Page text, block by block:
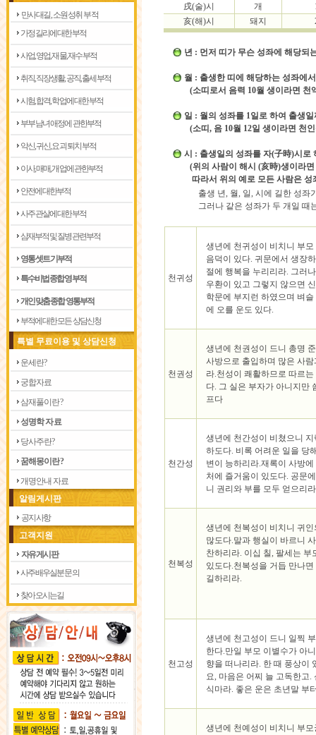
만사대길, 소원성취 부적
가정 길리에 대한부적
사업, 영업, 재물, 재수 부적
취직, 직장생활, 공직, 출세 부적
시험, 합격, 학업에 대한 부적
부부 남녀 애정에 관한부적
악신, 귀신, 요괴 퇴치 부적
이사, 매매, 개업에 관한부적
안전에 대한부적
사주 관살에 대한부적
삼재부적 및 질병관련부적
영통 셋트 기부적
특수비법 종합 영부적
개인 맞춤 종합 영통부적
부적에 대한 모든 상담신청
특별 무료이용 및 상담신청
운 세 란 ?
궁 합 자 료
삼 재 풀 이 란 ?
성 명 학 자 료
당 사 주 란 ?
꿈 해 몽 이 란 ?
개 명 안 내 자 료
알림게시판
공지사항
고객지원
자유게시판
사주 배우실분 문의
찾아 오시는길
戌(술)시
개
亥(해)시
돼지
년 : 먼저 띠가 무슨 성좌에 해당되
월 : 출생한 띠에 해당하는 성좌에
(소띠로서 음력 10월 생이라면 천액
일 : 월의 성좌를 1일로 하여 출생
(소띠, 음 10월 12일 생이라면 천
시 : 출생일의 성좌를 자(子時)시로
(위의 사람이 해시 (亥時)생이라
따라서 위의 예로 모든 사람은 성
출생 년, 월, 일, 시에 길한 성좌가 많
그러나 같은 성좌가 두 개일 때는
천귀성
생년에 천귀성이 비치니 부모
음덕이 있다. 귀문에서 생장
절에 행복을 누리리라. 그러
우환이 있고 그렇지 않으면
학문에 부지런 하였으며 벼슬
에 오를 운도 있다.
천권성
생년에 천권성이 드니 총명
사방으로 출입하며 많은 사
라.천성이 쾌활하므로 따르
다. 그 실은 부자가 아니지만
프다
천간성
생년에 천간성이 비쳤으니
하도다. 비록 어려운 일을 당
변이 능하리라.재록이 사방
처에 즐거움이 있도다. 공문
니 권리와 부를 모두 얻으리라
천복성
생년에 천복성이 비치니 귀
많도다.말과 행실이 바르니
찬하리라. 이십 칠, 팔세는 부
있도다.천복성을 거듭 만나
길하리라.
천고성
생년에 천고성이 드니 일찍
한다.만일 부모 이별수가 아
향을 떠나리라. 한 때 풍상이
요, 마음은 어찌 늘 고독한고.
식마라. 좋은 운은 초년말 부
생년에 천예성이 비치니 부